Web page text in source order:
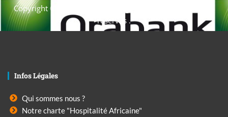
Copyright © 2021. Afrique-voyage-découverte tous droits
réservés .
Infos Légales
Qui sommes nous ?
Notre charte "Hospitalité Africaine"